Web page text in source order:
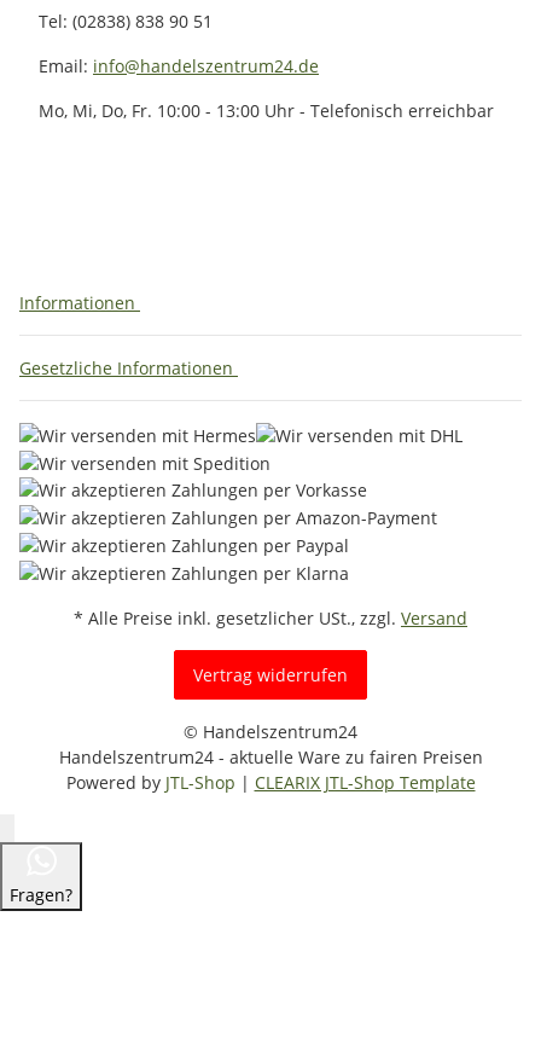
Tel: (02838) 838 90 51
Email: info@handelszentrum24.de
Mo, Mi, Do, Fr. 10:00 - 13:00 Uhr - Telefonisch erreichbar
Informationen
Gesetzliche Informationen
* Alle Preise inkl. gesetzlicher USt., zzgl. Versand
Vertrag widerrufen
© Handelszentrum24
Handelszentrum24 - aktuelle Ware zu fairen Preisen
Powered by JTL-Shop | CLEARIX JTL-Shop Template
Fragen?